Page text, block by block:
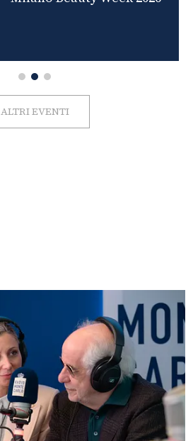
ALTRI EVENTI